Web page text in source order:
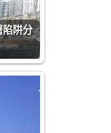
陷阱分